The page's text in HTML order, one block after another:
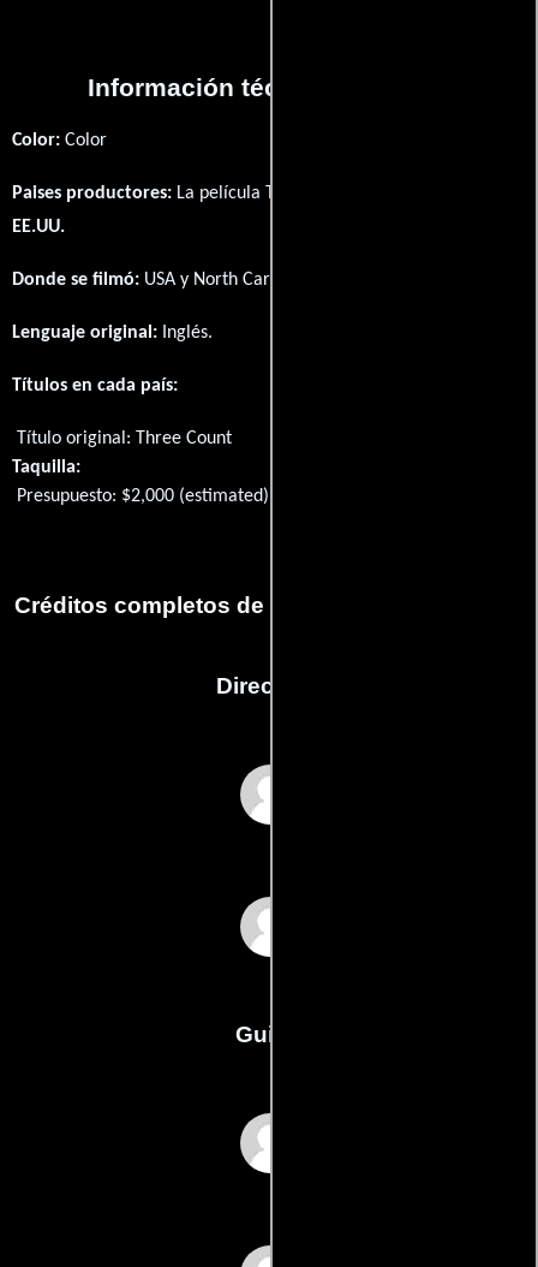
Información técnica y general
Color: Color
Paises productores: La película Three Count fué producida en
EE.UU.
Donde se filmó: USA y North Carolina, USA.
Lenguaje original: Inglés.
Títulos en cada país:
Título original: Three Count
Taquilla:
Presupuesto: $2,000 (estimated)
Créditos completos de la película Three Count
Dirección
Guión